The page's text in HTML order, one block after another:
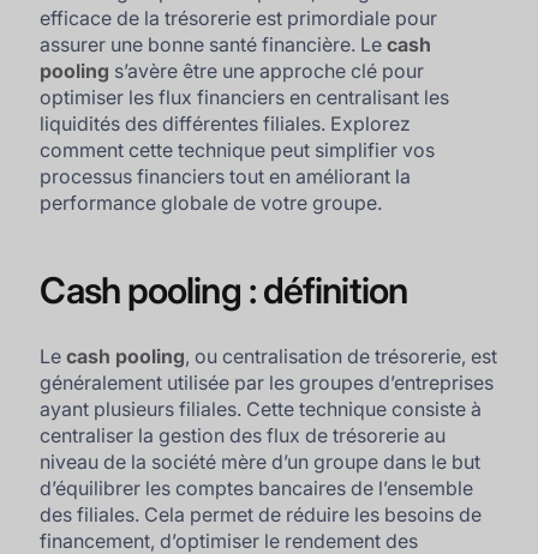
efficace de la trésorerie est primordiale pour
assurer une bonne santé financière. Lecash
pooling s’avère être une approche clé pour
optimiser les flux financiers en centralisant les
liquidités des différentes filiales. Explorez
comment cette technique peut simplifier vos
processus financiers tout en améliorant la
performance globale de votre groupe.
Cash pooling : définition
Lecash pooling, ou centralisation de trésorerie, est
généralement utilisée par les groupes d’entreprises
ayant plusieurs filiales. Cette technique consiste à
centraliser la gestion des flux de trésorerie au
niveau de la société mère d’un groupe dans le but
d’équilibrer les comptes bancaires de l’ensemble
des filiales. Cela permet de réduire les besoins de
financement, d’optimiser le rendement des